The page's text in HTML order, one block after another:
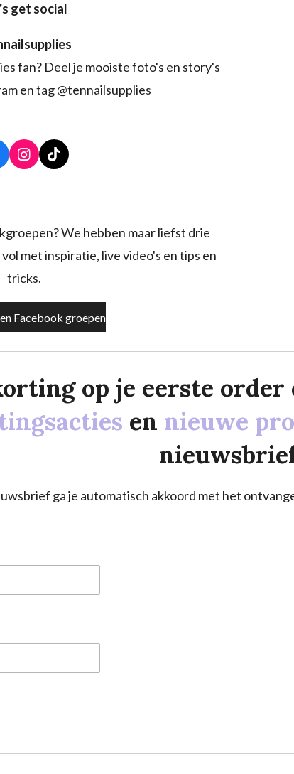
get social
fan? Deel je mooiste foto's en story's
en tag @tennailsupplies
I
n
r
a
T
i
k We hebben maar liefst drie
met inspiratie, live video's en tips en
tricks.
Facebook groepen
op je eerste
en nieuwe
ga je automatisch akkoord met het